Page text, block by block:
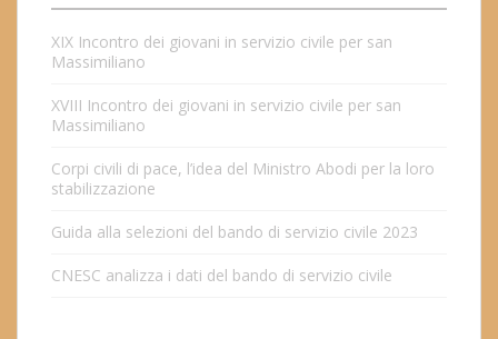
XIX Incontro dei giovani in servizio civile per san
Massimiliano
XVIII Incontro dei giovani in servizio civile per san
Massimiliano
Corpi civili di pace, l’idea del Ministro Abodi per la loro
stabilizzazione
Guida alla selezioni del bando di servizio civile 2023
CNESC analizza i dati del bando di servizio civile